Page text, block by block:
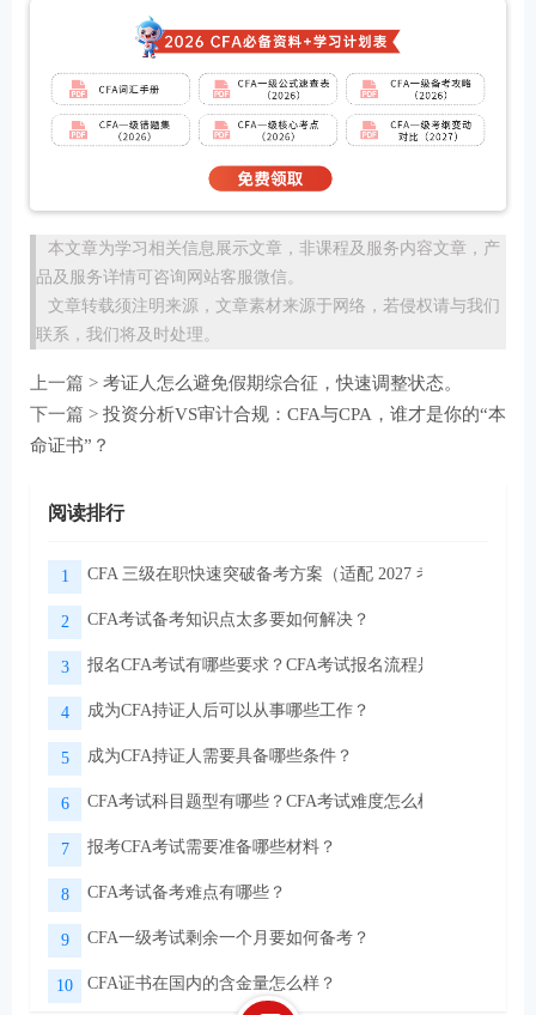
本文章为学习相关信息展示文章，非课程及服务内容文章，产
品及服务详情可咨询网站客服微信。
文章转载须注明来源，文章素材来源于网络，若侵权请与我们
联系，我们将及时处理。
上一篇 > 考证人怎么避免假期综合征，快速调整状态。
下一篇 > 投资分析VS审计合规：CFA与CPA，谁才是你的“本
命证书”？
阅读排行
1 CFA 三级在职快速突破备考方案（适配 2027 考季）
2 CFA考试备考知识点太多要如何解决？
3 报名CFA考试有哪些要求？CFA考试报名流程是怎样的？
4 成为CFA持证人后可以从事哪些工作？
5 成为CFA持证人需要具备哪些条件？
6 CFA考试科目题型有哪些？CFA考试难度怎么样？
7 报考CFA考试需要准备哪些材料？
8 CFA考试备考难点有哪些？
9 CFA一级考试剩余一个月要如何备考？
10 CFA证书在国内的含金量怎么样？